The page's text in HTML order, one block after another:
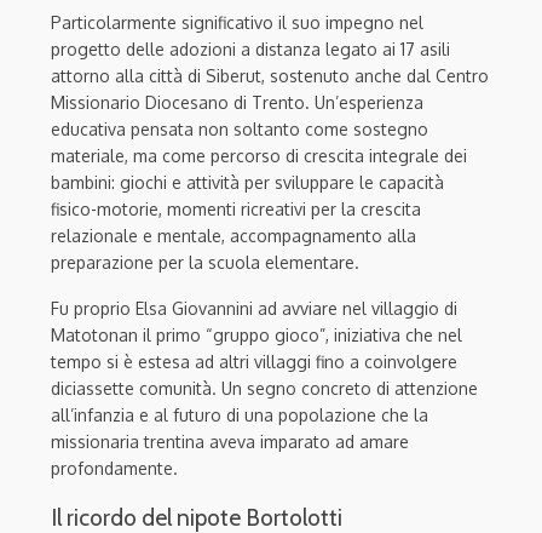
Particolarmente significativo il suo impegno nel
progetto delle adozioni a distanza legato ai 17 asili
attorno alla città di Siberut, sostenuto anche dal Centro
Missionario Diocesano di Trento. Un’esperienza
educativa pensata non soltanto come sostegno
materiale, ma come percorso di crescita integrale dei
bambini: giochi e attività per sviluppare le capacità
fisico-motorie, momenti ricreativi per la crescita
relazionale e mentale, accompagnamento alla
preparazione per la scuola elementare.
Fu proprio Elsa Giovannini ad avviare nel villaggio di
Matotonan il primo “gruppo gioco”, iniziativa che nel
tempo si è estesa ad altri villaggi fino a coinvolgere
diciassette comunità. Un segno concreto di attenzione
all’infanzia e al futuro di una popolazione che la
missionaria trentina aveva imparato ad amare
profondamente.
Il ricordo del nipote Bortolotti